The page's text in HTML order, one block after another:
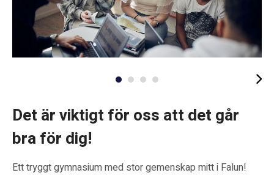
Det är viktigt för oss att det går
bra för dig!
Ett tryggt gymnasium med stor gemenskap mitt i Falun!